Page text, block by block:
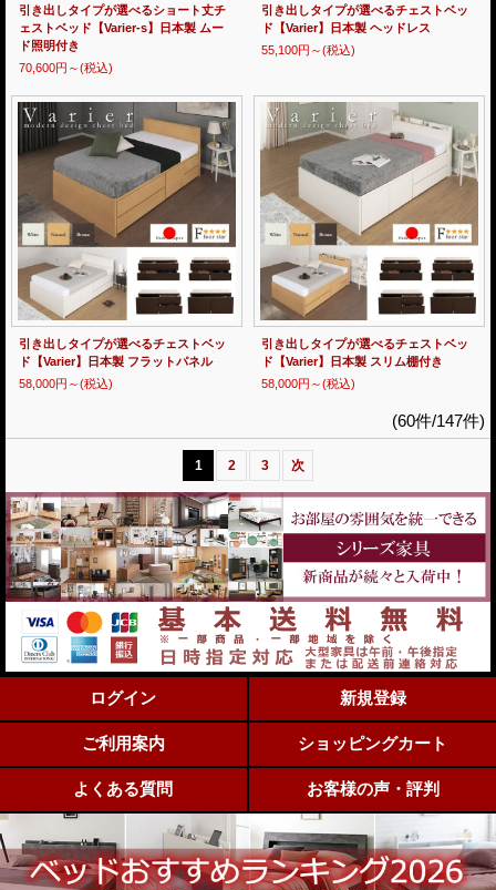
引き出しタイプが選べるショート丈チ
ェストベッド【Varier-s】日本製 ムー
ド照明付き
70,600円～(税込)
引き出しタイプが選べるチェストベッ
ド【Varier】日本製 ヘッドレス
55,100円～(税込)
引き出しタイプが選べるチェストベッ
ド【Varier】日本製 フラットパネル
58,000円～(税込)
引き出しタイプが選べるチェストベッ
ド【Varier】日本製 スリム棚付き
58,000円～(税込)
(60件/147件)
1 2 3 次
ログイン 新規登録
ご利用案内 ショッピングカート
よくある質問 お客様の声・評判